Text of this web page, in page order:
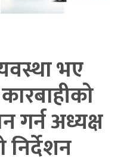
भए
गर्न अध्यक्ष